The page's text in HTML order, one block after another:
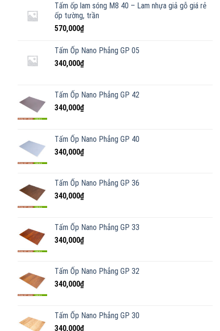
Tấm ốp lam sóng M8 40 – Lam nhựa giả gỗ giá rẻ
ốp tường, trần
570,000₫
Tấm Ốp Nano Phẳng GP 05
340,000₫
Tấm Ốp Nano Phẳng GP 42
340,000₫
Tấm Ốp Nano Phẳng GP 40
340,000₫
Tấm Ốp Nano Phẳng GP 36
340,000₫
Tấm Ốp Nano Phẳng GP 33
340,000₫
Tấm Ốp Nano Phẳng GP 32
340,000₫
Tấm Ốp Nano Phẳng GP 30
340,000₫